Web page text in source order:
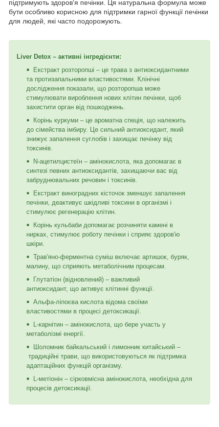
підтримують здоров'я печінки. Ця натуральна формула може
бути особливо корисною для підтримки гарної функції печінки
для людей, які часто подорожують.
Liver Detox – активні інгредієнти:
Екстракт розторопші – це трава з антиоксидантними
та протизапальними властивостями. Клінічні
дослідження показали, що розторопша може
стимулювати вироблення нових клітин печінки, щоб
захистити орган від пошкоджень.
Корінь куркуми – це ароматна спеція, що належить
до сімейства імбиру. Це сильний антиоксидант, який
знижує запалення суглобів і захищає печінку від
токсинів.
N-ацетилцистеїн – амінокислота, яка допомагає в
синтезі певних антиоксидантів, захищаючи вас від
забруднювальних речовин і токсинів.
Екстракт виноградних кісточок зменшує запалення
печінки, деактивує шкідливі токсини в організмі і
стимулює регенерацію клітин.
Корінь кульбаби допомагає розчиняти камені в
нирках, стимулює роботу печінки і сприяє здоров'ю
шкіри.
Трав'яно-ферментна суміш включає артишок, буряк,
малину, що сприяють метаболічним процесам.
Глутатіон (відновлений) – важливий
антиоксидант, що активує клітинні функції.
Альфа-ліпоєва кислота відома своїми
властивостями в процесі детоксикації.
L-карнітин – амінокислота, що бере участь у
метаболізмі енергії.
Шоломник байкальський і лимонник китайський –
традиційні трави, що використовуються як підтримка
адаптаційних функцій організму.
L-метіонін – сірковмісна амінокислота, необхідна для
процесів детоксикації.